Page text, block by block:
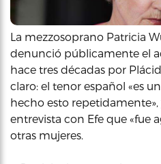
La mezzosoprano Patricia
denunció públicamente el
hace tres décadas por
claro: el tenor español «es
hecho esto repetidamente»,
entrevista con Efe que «fue
otras mujeres.